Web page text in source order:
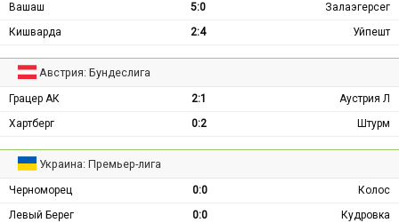
Вашаш 5:0
Залаэгерсег
Кишварда
2:4 Уйпешт
Австрия: Бундеслига
Грацер АК 2:1
Аустрия Л
Хартберг
0:2 Штурм
Украина: Премьер-лига
Черноморец 0:0
Колос
Левый Берег
0:0
Кудровка